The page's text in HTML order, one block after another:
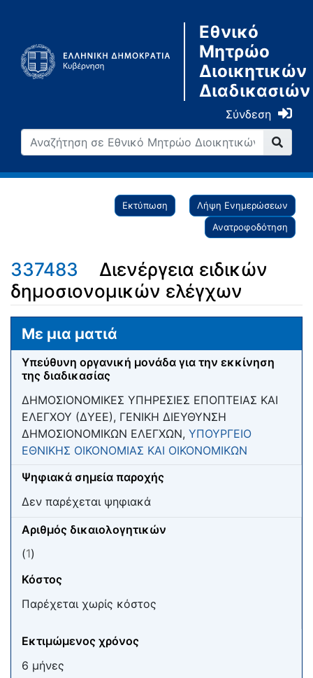
Εθνικό
Μητρώο
Διοικητικών
Διαδικασιών
Σύνδεση
Εκτύπωση
Λήψη Ενημερώσεων
Ανατροφοδότηση
337483
Διενέργεια ειδικών
δημοσιονομικών ελέγχων
Μετάβαση σε: πλοήγηση
Με μια ματιά
Υπεύθυνη οργανική μονάδα για την εκκίνηση
της διαδικασίας
ΔΗΜΟΣΙΟΝΟΜΙΚΕΣ ΥΠΗΡΕΣΙΕΣ ΕΠΟΠΤΕΙΑΣ ΚΑΙ
ΕΛΕΓΧΟΥ (ΔΥΕΕ), ΓΕΝΙΚΗ ΔΙΕΥΘΥΝΣΗ
ΔΗΜΟΣΙΟΝΟΜΙΚΩΝ ΕΛΕΓΧΩΝ, ΥΠΟΥΡΓΕΙΟ
ΕΘΝΙΚΗΣ ΟΙΚΟΝΟΜΙΑΣ ΚΑΙ ΟΙΚΟΝΟΜΙΚΩΝ
Ψηφιακά σημεία παροχής
Δεν παρέχεται ψηφιακά
Αριθμός δικαιολογητικών
(1)
Κόστος
Παρέχεται χωρίς κόστος
Εκτιμώμενος χρόνος
6 μήνες